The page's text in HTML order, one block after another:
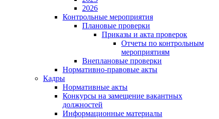
2026
Контрольные мероприятия
Плановые проверки
Приказы и акта проверок
Отчеты по контрольным
мероприятиям
Внеплановые проверки
Нормативно-правовые акты
Кадры
Нормативные акты
Конкурсы на замещение вакантных
должностей
Информационные материалы